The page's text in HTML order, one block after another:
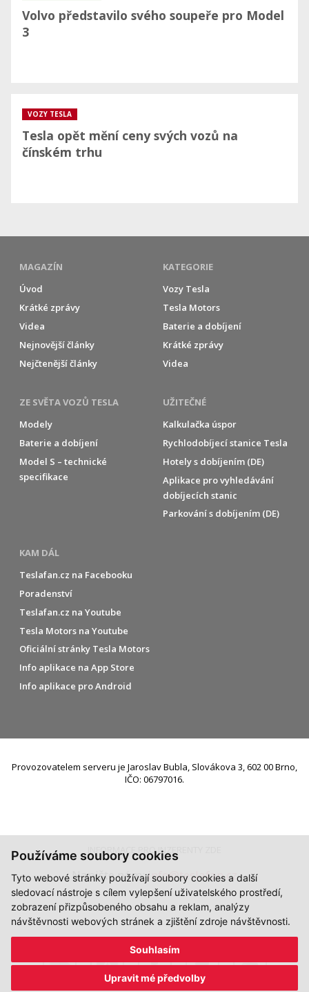
Používáme soubory cookies
Tyto webové stránky používají soubory cookies a další
sledovací nástroje s cílem vylepšení uživatelského prostředí,
zobrazení přizpůsobeného obsahu a reklam, analýzy
návštěvnosti webových stránek a zjištění zdroje návštěvnosti.
Souhlasím
Upravit mé předvolby
Volvo představilo svého soupeře pro Model
3
Tesla opět mění ceny svých vozů na
čínském trhu
VOZY TESLA
MAGAZÍN
Úvod
Krátké zprávy
Videa
Nejnovější články
Nejčtenější články
KATEGORIE
Vozy Tesla
Tesla Motors
Baterie a dobíjení
Krátké zprávy
Videa
ZE SVĚTA VOZŮ TESLA
Modely
Baterie a dobíjení
Model S – technické
specifikace
UŽITEČNÉ
Kalkulačka úspor
Rychlodobíjecí stanice Tesla
Hotely s dobíjením (DE)
Aplikace pro vyhledávání
dobíjecích stanic
Parkování s dobíjením (DE)
KAM DÁL
Teslafan.cz na Facebooku
Poradenství
Teslafan.cz na Youtube
Tesla Motors na Youtube
Oficiální stránky Tesla Motors
Info aplikace na App Store
Info aplikace pro Android
Provozovatelem serveru je Jaroslav Bubla, Slovákova 3, 602 00 Brno,
IČO: 06797016.
INFORMACE PRO INZERENTY ZDE
Napište nám:info@teslafan.cz